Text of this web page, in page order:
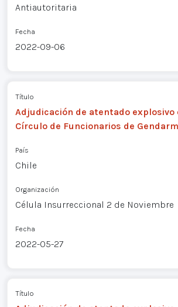
Antiautoritaria
Fecha
2022-09-06
Título
Adjudicación de atentado explosivo
Círculo de Funcionarios de
País
Chile
Organización
Célula Insurreccional 2 de Noviembre
Fecha
2022-05-27
Título